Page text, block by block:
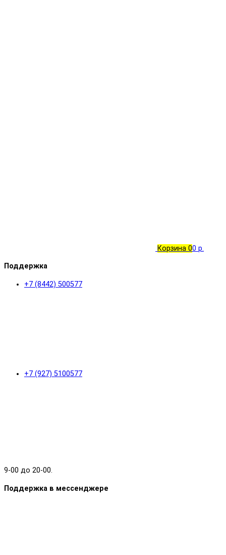
Корзина 00 р.
Поддержка
+7 (8442) 500577
+7 (927) 5100577
9-00 до 20-00.
Поддержка в мессенджере